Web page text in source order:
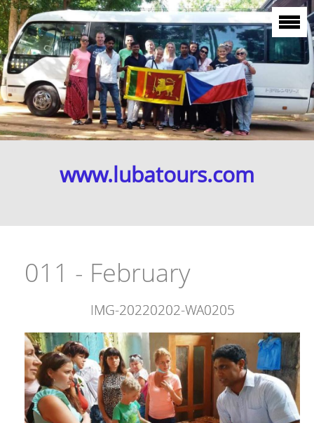
www.lubatours.com
011 - February
IMG-20220202-WA0205